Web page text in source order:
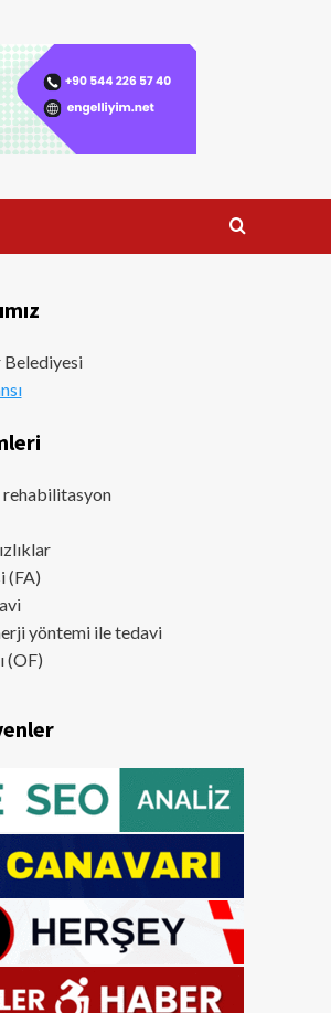
Belediyesi
rehabilitasyon
(FA)
yöntemi ile tedavi
(OF)